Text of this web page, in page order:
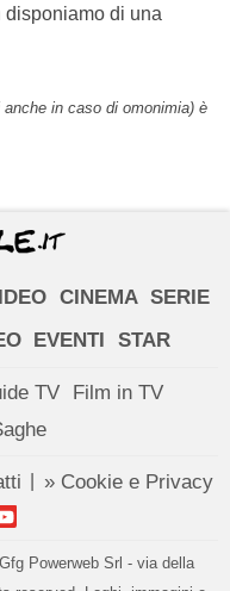
di una
in caso di omonimia) è
CINEMA SERIE
EVENTI STAR
TV
Film in TV
» Cookie e Privacy
Powerweb Srl - via della